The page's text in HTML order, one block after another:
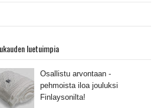
luetuimpia
Osallistu arvontaan -
pehmoista iloa jouluksi
Finlaysonilta!